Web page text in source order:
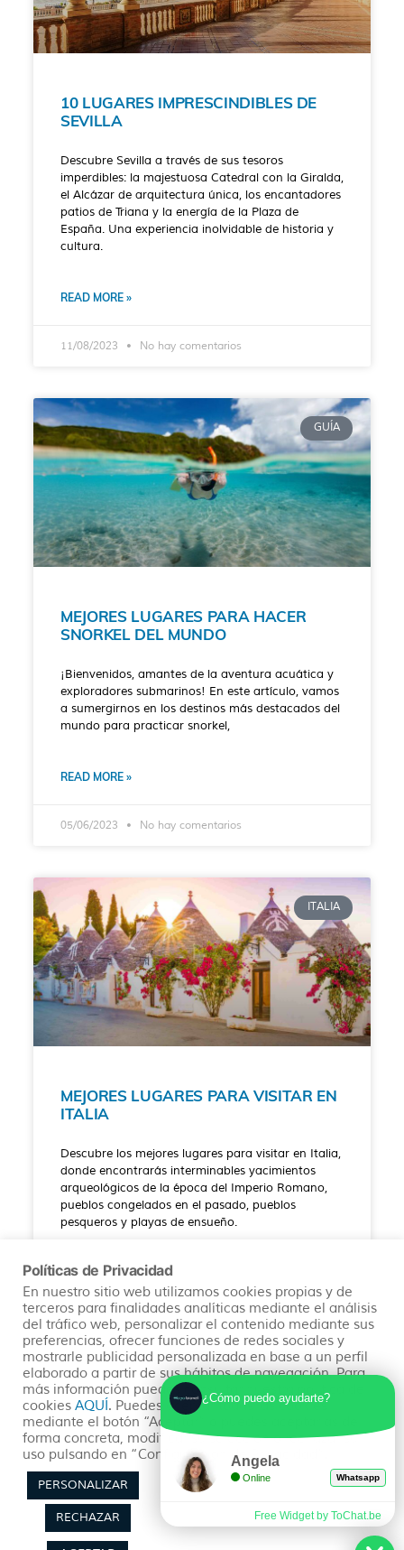
10 LUGARES IMPRESCINDIBLES DE
SEVILLA
Descubre Sevilla a través de sus tesoros
imperdibles: la majestuosa Catedral con la Giralda,
el Alcázar de arquitectura única, los encantadores
patios de Triana y la energía de la Plaza de
España. Una experiencia inolvidable de historia y
cultura.
READ MORE »
11/08/2023 No hay comentarios
GUÍA
MEJORES LUGARES PARA HACER
SNORKEL DEL MUNDO
¡Bienvenidos, amantes de la aventura acuática y
exploradores submarinos! En este artículo, vamos
a sumergirnos en los destinos más destacados del
mundo para practicar snorkel,
READ MORE »
05/06/2023 No hay comentarios
ITALIA
MEJORES LUGARES PARA VISITAR EN
ITALIA
Descubre los mejores lugares para visitar en Italia,
donde encontrarás interminables yacimientos
arqueológicos de la época del Imperio Romano,
pueblos congelados en el pasado, pueblos
pesqueros y playas de ensueño.
READ MORE »
20/07/2022 No hay comentarios
Sobre Nosotros
(+34) 602 259 028
info@hayatravel.com
Pide tu Presupuesto
Políticas de Privacidad
En nuestro sitio web utilizamos cookies propias y de
terceros para finalidades analíticas mediante el análisis
del tráfico web, personalizar el contenido mediante sus
preferencias, ofrecer funciones de redes sociales y
mostrarle publicidad personalizada en base a un perfil
elaborado a partir de sus hábitos de navegación. Para
más información puedes consultar nuestra política de
cookies AQUÍ. Puedes aceptar todas las cookies
mediante el botón “Aceptar” o puedes aceptarlas de
forma concreta, modificar su selección o rechazar su
uso pulsando en “Configuración de Privacidad”.
PERSONALIZAR
RECHAZAR
¿Cómo puedo ayudarte?
Angela
Online Whatsapp
Free Widget by ToChat.be